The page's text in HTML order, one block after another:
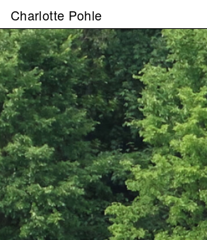
Charlotte Pohle